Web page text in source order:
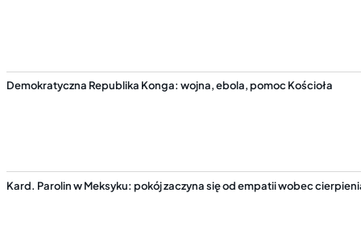
Demokratyczna Republika Konga: wojna, ebola, pomoc Kościoła
Kard. Parolin w Meksyku: pokój zaczyna się od empatii wobec